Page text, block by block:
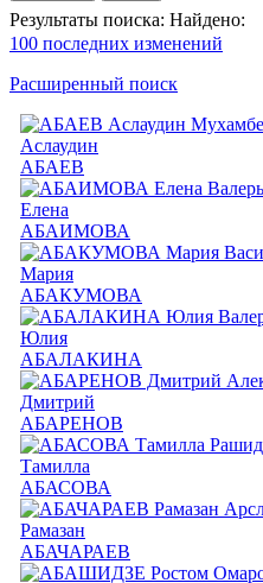
Результаты поиска: Найдено:
100 последних изменений
Расширенный поиск
Аслаудин
АБАЕВ
Елена
АБАИМОВА
Мария
АБАКУМОВА
Юлия
АБАЛАКИНА
Дмитрий
АБАРЕНОВ
Тамилла
АБАСОВА
Рамазан
АБАЧАРАЕВ